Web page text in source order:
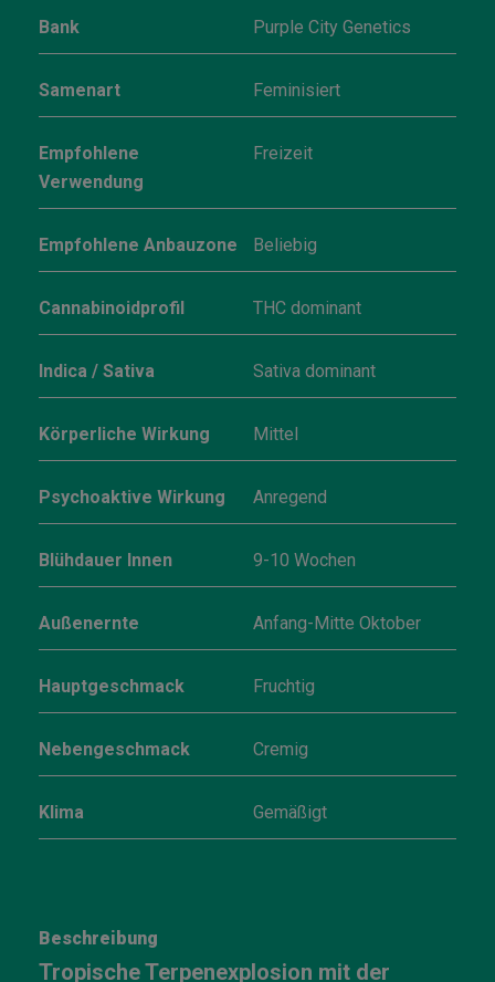
Bank Purple City Genetics
Samenart Feminisiert
Empfohlene
Verwendung
Freizeit
Empfohlene Anbauzone Beliebig
Cannabinoidprofil THC dominant
Indica / Sativa Sativa dominant
Körperliche Wirkung Mittel
Psychoaktive Wirkung Anregend
Blühdauer Innen 9-10 Wochen
Außenernte Anfang-Mitte Oktober
Hauptgeschmack Fruchtig
Nebengeschmack Cremig
Klima Gemäßigt
Beschreibung
Tropische Terpenexplosion mit der